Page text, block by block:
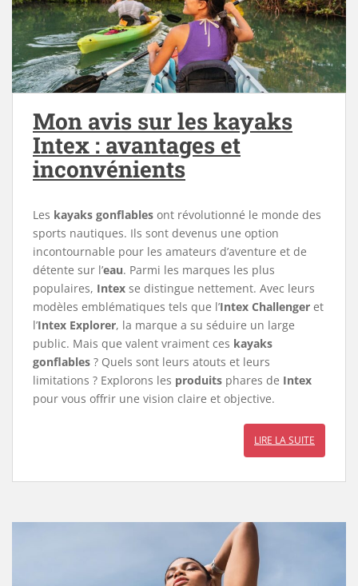
Mon avis sur les kayaks
Intex : avantages et
inconvénients
Les kayaks gonflables ont révolutionné le monde des
sports nautiques. Ils sont devenus une option
incontournable pour les amateurs d’aventure et de
détente sur l’eau. Parmi les marques les plus
populaires, Intex se distingue nettement. Avec leurs
modèles emblématiques tels que l’Intex Challenger et
l’Intex Explorer, la marque a su séduire un large
public. Mais que valent vraiment ces kayaks
gonflables ? Quels sont leurs atouts et leurs
limitations ? Explorons les produits phares de Intex
pour vous offrir une vision claire et objective.
LIRE LA SUITE